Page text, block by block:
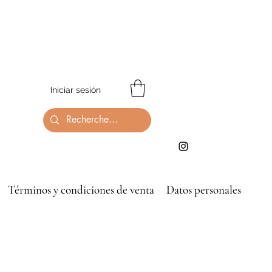
Iniciar sesión
Términos y condiciones de venta Datos personales